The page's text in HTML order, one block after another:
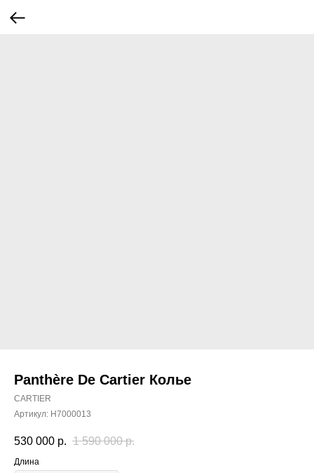
Panthère De Cartier Колье
CARTIER
Артикул: H7000013
530 000 р. 1 590 000 р.
Длина